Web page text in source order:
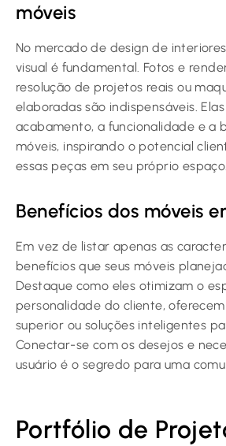
móveis
No mercado de design de
visual é fundamental. Fotos e
resolução de projetos reais ou
elaboradas são indispensáveis.
acabamento, a funcionalidade e a
móveis, inspirando o potencial
essas peças em seu próprio espaço.
Benefícios dos móveis
Em vez de listar apenas as
benefícios que seus móveis
Destaque como eles otimizam o
personalidade do cliente,
superior ou soluções inteligentes
Conectar-se com os desejos e
usuário é o segredo para uma
Portfólio de